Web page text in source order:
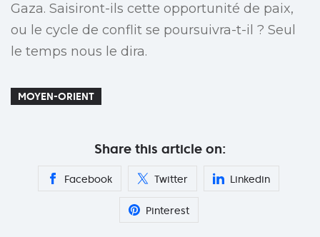
Gaza. Saisiront-ils cette opportunité de paix,
ou le cycle de conflit se poursuivra-t-il ? Seul
le temps nous le dira.
MOYEN-ORIENT
Share this article on:
Facebook Twitter Linkedin
Pinterest